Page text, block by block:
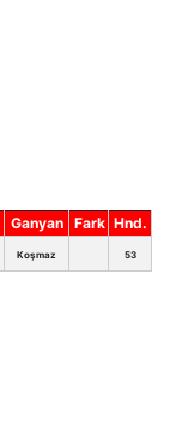
Ganyan Fark Hnd.
Koşmaz 53